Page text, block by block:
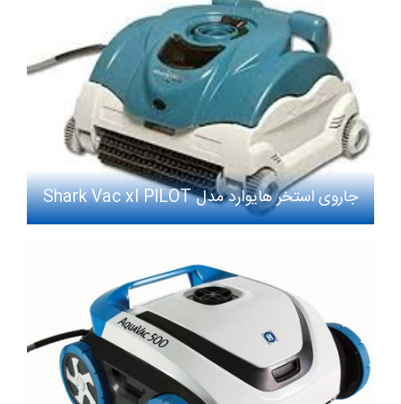
جاروی استخر هایوارد مدل Shark Vac xl PILOT